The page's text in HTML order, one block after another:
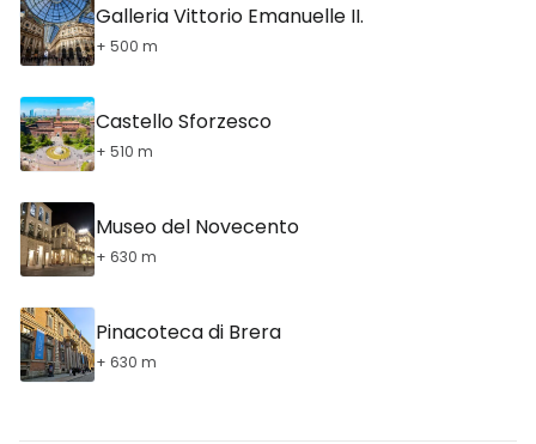
Galleria Vittorio Emanuelle II.
+ 500 m
Castello Sforzesco
+ 510 m
Museo del Novecento
+ 630 m
Pinacoteca di Brera
+ 630 m